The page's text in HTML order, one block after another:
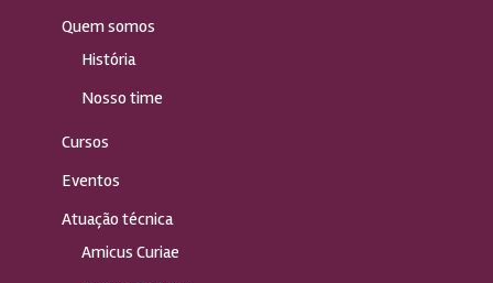
Quem somos
História
Nosso time
Cursos
Eventos
Atuação técnica
Amicus Curiae